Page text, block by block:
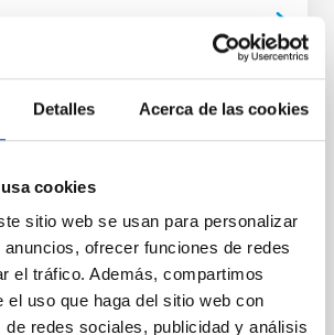
Detalles Acerca de las cookies
cookies
sitio web se usan para personalizar
ofrecer funciones de redes
el tráfico. Además, compartimos
el uso que haga del sitio web con
de redes sociales, publicidad y análisis
colaboración entre el IAC y
la implementación de
en campos de
tecnología e innovación en
spectroscopía de Rayos
aplicaciones
de cooperación para la firma de
que faciliten la realización de